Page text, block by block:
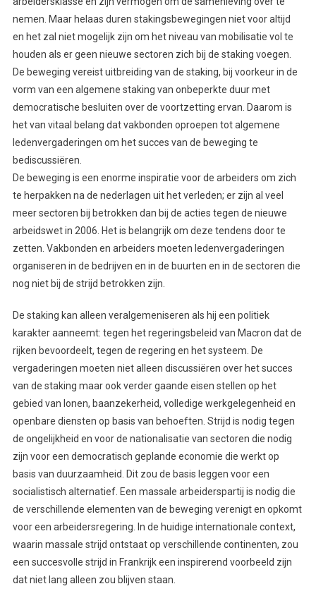
nemen. Maar helaas duren stakingsbewegingen niet voor altijd
en het zal niet mogelijk zijn om het niveau van mobilisatie vol te
houden als er geen nieuwe sectoren zich bij de staking voegen.
De beweging vereist uitbreiding van de staking, bij voorkeur in de
vorm van een algemene staking van onbeperkte duur met
democratische besluiten over de voortzetting ervan. Daarom is
het van vitaal belang dat vakbonden oproepen tot algemene
ledenvergaderingen om het succes van de beweging te
bediscussiëren.
De beweging is een enorme inspiratie voor de arbeiders om zich
te herpakken na de nederlagen uit het verleden; er zijn al veel
meer sectoren bij betrokken dan bij de acties tegen de nieuwe
arbeidswet in 2006. Het is belangrijk om deze tendens door te
zetten. Vakbonden en arbeiders moeten ledenvergaderingen
organiseren in de bedrijven en in de buurten en in de sectoren die
nog niet bij de strijd betrokken zijn.
De staking kan alleen veralgemeniseren als hij een politiek
karakter aanneemt: tegen het regeringsbeleid van Macron dat de
rijken bevoordeelt, tegen de regering en het systeem. De
vergaderingen moeten niet alleen discussiëren over het succes
van de staking maar ook verder gaande eisen stellen op het
gebied van lonen, baanzekerheid, volledige werkgelegenheid en
openbare diensten op basis van behoeften. Strijd is nodig tegen
de ongelijkheid en voor de nationalisatie van sectoren die nodig
zijn voor een democratisch geplande economie die werkt op
basis van duurzaamheid. Dit zou de basis leggen voor een
socialistisch alternatief. Een massale arbeiderspartij is nodig die
de verschillende elementen van de beweging verenigt en opkomt
voor een arbeidersregering. In de huidige internationale context,
waarin massale strijd ontstaat op verschillende continenten, zou
een succesvolle strijd in Frankrijk een inspirerend voorbeeld zijn
dat niet lang alleen zou blijven staan.